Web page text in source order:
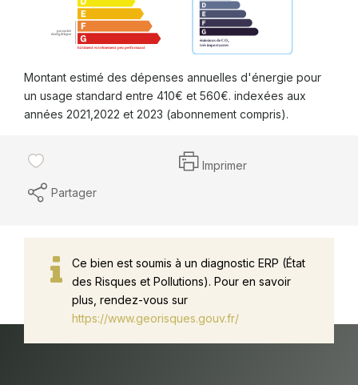
Montant estimé des dépenses annuelles d'énergie pour
un usage standard entre 410€ et 560€. indexées aux
années 2021,2022 et 2023 (abonnement compris).
Imprimer
Partager
Ce bien est soumis à un diagnostic ERP (État
des Risques et Pollutions). Pour en savoir
plus, rendez-vous sur
https://www.georisques.gouv.fr/